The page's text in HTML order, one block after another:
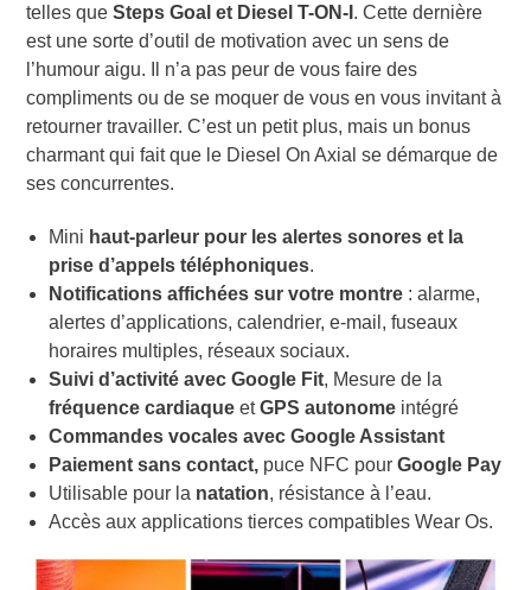
telles que Steps Goal et Diesel T-ON-I . Cette dernière
est une sorte d’outil de motivation avec un sens de
l’humour aigu. Il n’a pas peur de vous faire des
compliments ou de se moquer de vous en vous invitant à
retourner travailler. C’est un petit plus, mais un bonus
charmant qui fait que le Diesel On Axial se démarque de
ses concurrentes.
Mini haut-parleur pour les alertes sonores et la
prise d’appels téléphoniques.
Notifications affichées sur votre montre : a larme,
alertes d’applications, calendrier, e-mail, fuseaux
horaires multiples, réseaux sociaux.
Suivi d’activité avec Google Fit, Mesure de la
fréquence cardiaque etGPS autonome intégré
Commandes vocales avec Google Assistant
Paiement sans contact, puce NFC pourGoogle Pay
Utilisable pour la natation, résistance à l’eau.
Accès aux applications tierces compatibles Wear Os.